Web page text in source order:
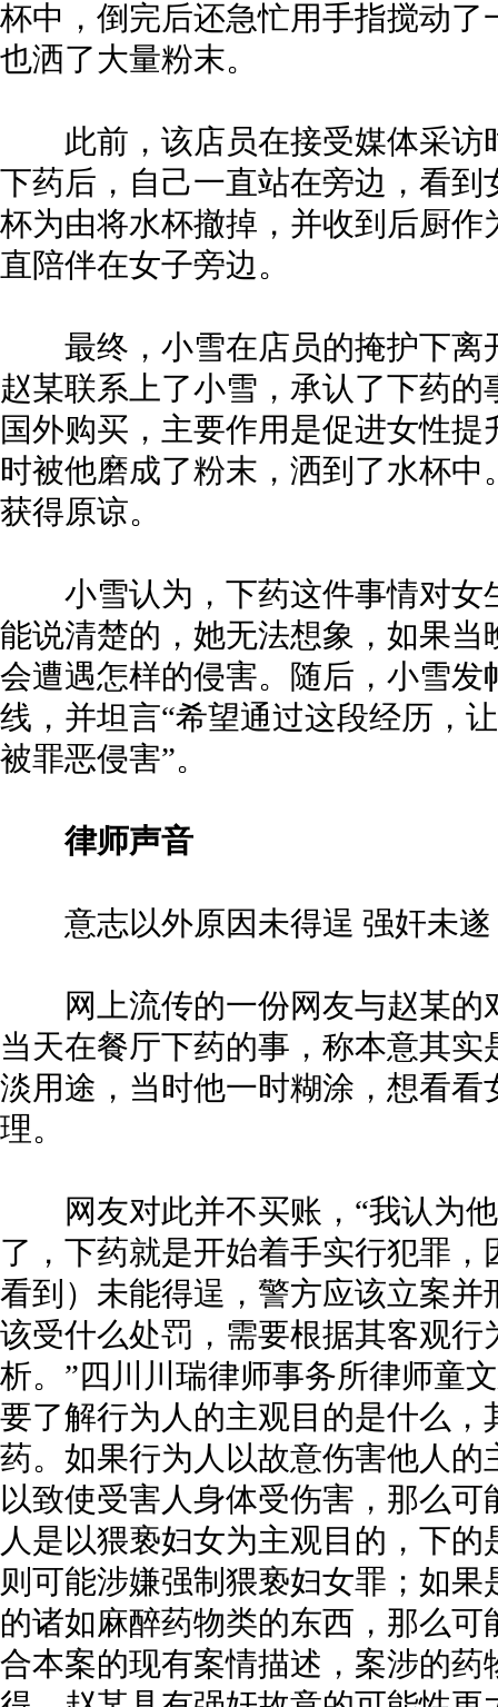
杯中，倒完后还急忙用手指搅动
也洒了大量粉末。
此前，该店员在接受媒体采访
下药后，自己一直站在旁边，看
杯为由将水杯撤掉，并收到后厨
直陪伴在女子旁边。
最终，小雪在店员的掩护下离
赵某联系上了小雪，承认了下药
国外购买，主要作用是促进女性
时被他磨成了粉末，洒到了水杯
获得原谅。
小雪认为，下药这件事情对女
能说清楚的，她无法想象，如果
会遭遇怎样的侵害。随后，小雪
线，并坦言“希望通过这段经历，
被罪恶侵害”。
律师声音
意志以外原因未得逞 强奸未遂
网上流传的一份网友与赵某的
当天在餐厅下药的事，称本意其实
淡用途，当时他一时糊涂，想看
理。
网友对此并不买账，“我认为他
了，下药就是开始着手实行犯罪
看到）未能得逞，警方应该立案并
该受什么处罚，需要根据其客观行
析。”四川川瑞律师事务所律师童
要了解行为人的主观目的是什么
药。如果行为人以故意伤害他人
以致使受害人身体受伤害，那么
人是以猥亵妇女为主观目的，下
则可能涉嫌强制猥亵妇女罪；如
的诸如麻醉药物类的东西，那么
合本案的现有案情描述，案涉的